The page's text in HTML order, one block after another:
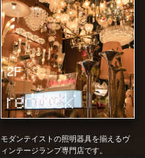
2F
モダンテイストの照明器具を揃えるヴ
ィンテージランプ専門店です。